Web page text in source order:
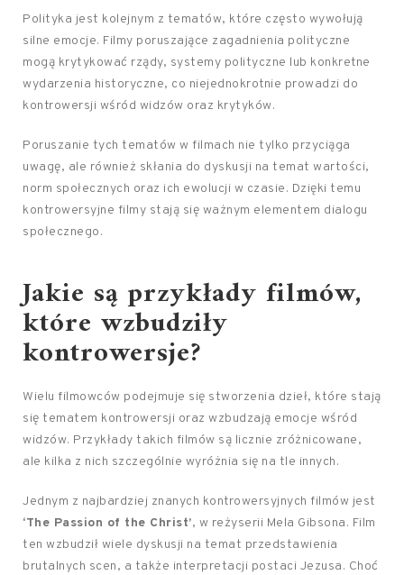
Polityka jest kolejnym z tematów, które często wywołują
silne emocje. Filmy poruszające zagadnienia polityczne
mogą krytykować rządy, systemy polityczne lub konkretne
wydarzenia historyczne, co niejednokrotnie prowadzi do
kontrowersji wśród widzów oraz krytyków.
Poruszanie tych tematów w filmach nie tylko przyciąga
uwagę, ale również skłania do dyskusji na temat wartości,
norm społecznych oraz ich ewolucji w czasie. Dzięki temu
kontrowersyjne filmy stają się ważnym elementem dialogu
społecznego.
Jakie są przykłady filmów,
które wzbudziły
kontrowersje?
Wielu filmowców podejmuje się stworzenia dzieł, które stają
się tematem kontrowersji oraz wzbudzają emocje wśród
widzów. Przykłady takich filmów są licznie zróżnicowane,
ale kilka z nich szczególnie wyróżnia się na tle innych.
Jednym z najbardziej znanych kontrowersyjnych filmów jest
‘The Passion of the Christ’, w reżyserii Mela Gibsona. Film
ten wzbudził wiele dyskusji na temat przedstawienia
brutalnych scen, a także interpretacji postaci Jezusa. Choć